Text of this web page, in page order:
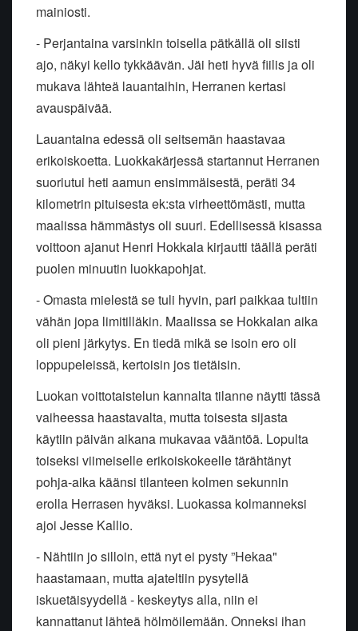
mainiosti.
- Perjantaina varsinkin toisella pätkällä oli siisti
ajo, näkyi kello tykkäävän. Jäi heti hyvä fiilis ja oli
mukava lähteä lauantaihin, Herranen kertasi
avauspäivää.
Lauantaina edessä oli seitsemän haastavaa
erikoiskoetta. Luokkakärjessä startannut Herranen
suoriutui heti aamun ensimmäisestä, peräti 34
kilometrin pituisesta ek:sta virheettömästi, mutta
maalissa hämmästys oli suuri. Edellisessä kisassa
voittoon ajanut Henri Hokkala kirjautti täällä peräti
puolen minuutin luokkapohjat.
- Omasta mielestä se tuli hyvin, pari paikkaa tultiin
vähän jopa limitilläkin. Maalissa se Hokkalan aika
oli pieni järkytys. En tiedä mikä se isoin ero oli
loppupeleissä, kertoisin jos tietäisin.
Luokan voittotaistelun kannalta tilanne näytti tässä
vaiheessa haastavalta, mutta toisesta sijasta
käytiin päivän aikana mukavaa vääntöä. Lopulta
toiseksi viimeiselle erikoiskokeelle tärähtänyt
pohja-aika käänsi tilanteen kolmen sekunnin
erolla Herrasen hyväksi. Luokassa kolmanneksi
ajoi Jesse Kallio.
- Nähtiin jo silloin, että nyt ei pysty ”Hekaa"
haastamaan, mutta ajateltiin pysytellä
iskuetäisyydellä - keskeytys alla, niin ei
kannattanut lähteä hölmöilemään. Onneksi ihan